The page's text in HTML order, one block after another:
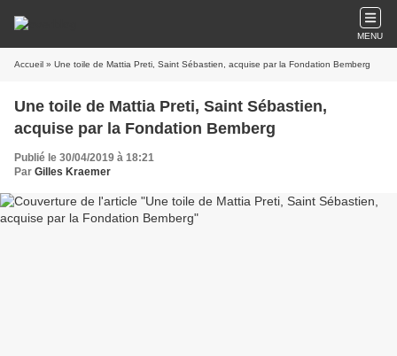
MENU
Accueil » Une toile de Mattia Preti, Saint Sébastien, acquise par la Fondation Bemberg
Une toile de Mattia Preti, Saint Sébastien,
acquise par la Fondation Bemberg
Publié le 30/04/2019 à 18:21
Par Gilles Kraemer